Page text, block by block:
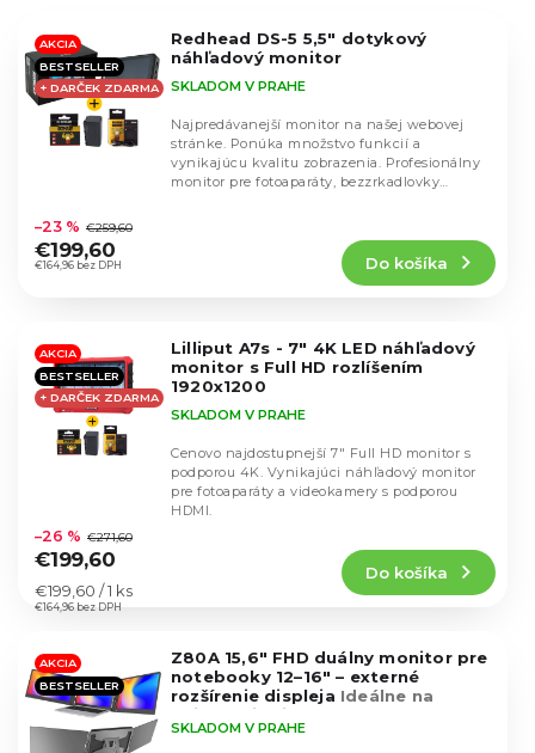
e
n
Najdrahšie
Abecedne
V
ý
p
AKCIA
BESTSELLER
+ DARČEK ZDARMA
Redhead DS-5 5,5" dotykový
náhľadový monitor
hodnotenie
produktu
je
hviezdičiek.
SKLADOM V PRAHE
€164,96 bez DPH
–23 % €259,60
€199,60
Do košíka
Najpredávanejší monitor na našej webovej
stránke. Ponúka množstvo funkcií a
vynikajúcu kvalitu zobrazenia. Profesionálny
monitor pre fotoaparáty, bezzrkadlovky
AKCIA
BESTSELLER
+ DARČEK ZDARMA
Lilliput A7s - 7" 4K LED náhľadový
monitor s Full HD rozlíšením
1920x1200
hodnotenie
produktu
4,6
hviezdičiek.
SKLADOM V PRAHE
€164,96 bez DPH
–26 % €271,60
€199,60
Jednotková
cena:
€199,60 / 1 ks
Do košíka
Cenovo najdostupnejší 7" Full HD monitor s
podporou 4K. Vynikajúci náhľadový monitor
pre fotoaparáty a videokamery s podporou
HDMI.
AKCIA
BESTSELLER
Z80A 15,6" FHD duálny monitor pre
notebooky 12–16" – externé
rozšírenie displeja Ideálne na
editovanie videí na cestách
SKLADOM V PRAHE